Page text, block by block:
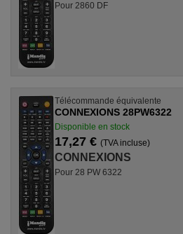
Pour 2860 DF
Télécommande équivalente
CONNEXIONS 28PW6322
Disponible en stock
17,27 € (TVA incluse)
CONNEXIONS
Pour 28 PW 6322